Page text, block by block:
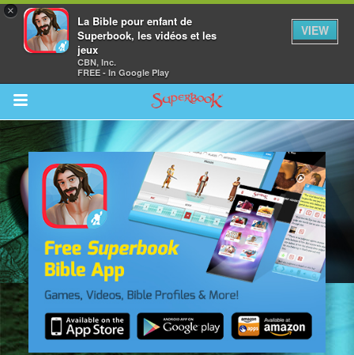
×
La Bible pour enfant de
Superbook, les vidéos et les
jeux
CBN, Inc.
FREE - In Google Play
VIEW
Return to Content